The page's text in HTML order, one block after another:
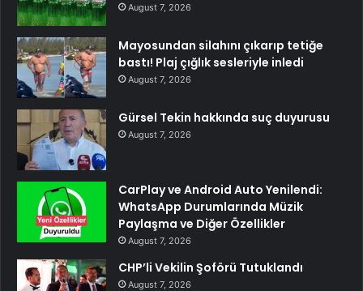
August 7, 2026
Mayosundan silahını çıkarıp tetiğe
bastı! Plaj çığlık sesleriyle inledi
August 7, 2026
Gürsel Tekin hakkında suç duyurusu
August 7, 2026
CarPlay ve Android Auto Yenilendi:
WhatsApp Durumlarında Müzik
Paylaşma ve Diğer Özellikler
August 7, 2026
CHP’li Vekilin Şoförü Tutuklandı
August 7, 2026